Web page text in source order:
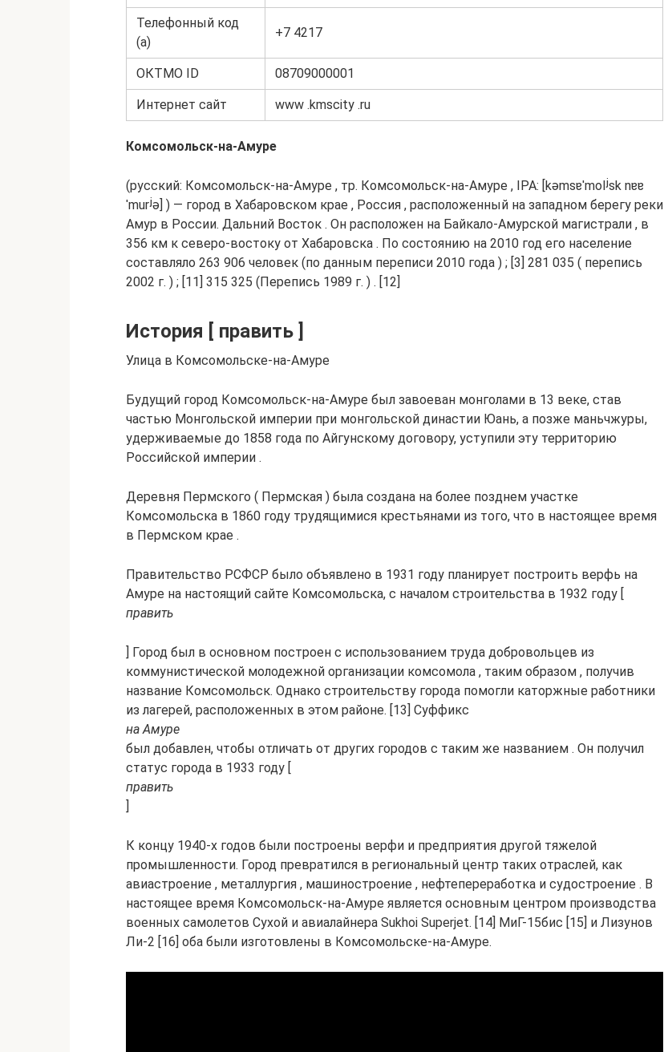
Телефонный код
(а)
+7 4217
ОКТМО ID 08709000001
Интернет сайт www .kmscity .ru
Комсомольск-на-Амуре
(русский: Комсомольск-на-Амуре , тр. Комсомольск-на-Амуре , IPA: [kəmsɐˈmolʲsk nɐɐ
ˈmurʲə] ) — город в Хабаровском крае , Россия , расположенный на западном берегу реки
Амур в России. Дальний Восток . Он расположен на Байкало-Амурской магистрали , в
356 км к северо-востоку от Хабаровска . По состоянию на 2010 год его население
составляло 263 906 человек (по данным переписи 2010 года ) ; [3] 281 035 ( перепись
2002 г. ) ; [11] 315 325 (Перепись 1989 г. ) . [12]
История [ править ]
Улица в Комсомольске-на-Амуре
Будущий город Комсомольск-на-Амуре был завоеван монголами в 13 веке, став
частью Монгольской империи при монгольской династии Юань, а позже маньчжуры,
удерживаемые до 1858 года по Айгунскому договору, уступили эту территорию
Российской империи .
Деревня Пермского ( Пермская ) была создана на более позднем участке
Комсомольска в 1860 году трудящимися крестьянами из того, что в настоящее время
в Пермском крае .
Правительство РСФСР было объявлено в 1931 году планирует построить верфь на
Амуре на настоящий сайте Комсомольска, с началом строительства в 1932 году [
править
] Город был в основном построен с использованием труда добровольцев из
коммунистической молодежной организации комсомола , таким образом , получив
название Комсомольск. Однако строительству города помогли каторжные работники
из лагерей, расположенных в этом районе. [13] Суффикс
на Амуре
был добавлен, чтобы отличать от других городов с таким же названием . Он получил
статус города в 1933 году [
править
]
К концу 1940-х годов были построены верфи и предприятия другой тяжелой
промышленности. Город превратился в региональный центр таких отраслей, как
авиастроение , металлургия , машиностроение , нефтепереработка и судостроение . В
настоящее время Комсомольск-на-Амуре является основным центром производства
военных самолетов Сухой и авиалайнера Sukhoi Superjet. [14] МиГ-15бис [15] и Лизунов
Ли-2 [16] оба были изготовлены в Комсомольске-на-Амуре.